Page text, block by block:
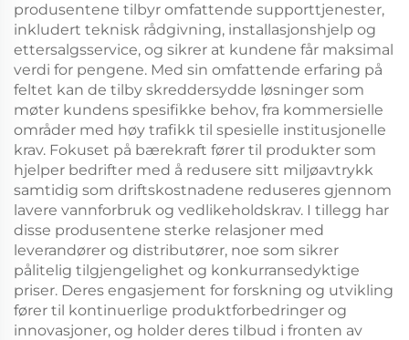
produsentene tilbyr omfattende supporttjenester,
inkludert teknisk rådgivning, installasjonshjelp og
ettersalgsservice, og sikrer at kundene får maksimal
verdi for pengene. Med sin omfattende erfaring på
feltet kan de tilby skreddersydde løsninger som
møter kundens spesifikke behov, fra kommersielle
områder med høy trafikk til spesielle institusjonelle
krav. Fokuset på bærekraft fører til produkter som
hjelper bedrifter med å redusere sitt miljøavtrykk
samtidig som driftskostnadene reduseres gjennom
lavere vannforbruk og vedlikeholdskrav. I tillegg har
disse produsentene sterke relasjoner med
leverandører og distributører, noe som sikrer
pålitelig tilgjengelighet og konkurransedyktige
priser. Deres engasjement for forskning og utvikling
fører til kontinuerlige produktforbedringer og
innovasjoner, og holder deres tilbud i fronten av